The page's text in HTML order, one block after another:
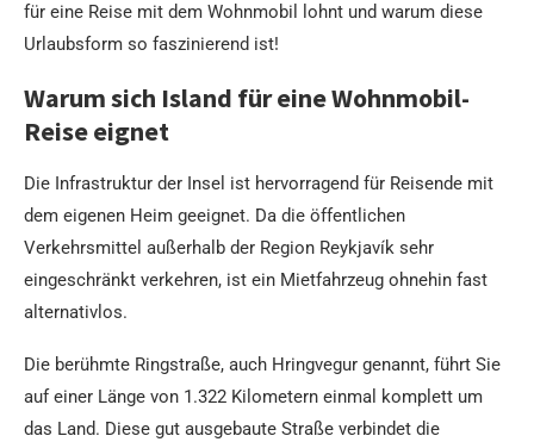
für eine Reise mit dem Wohnmobil lohnt und warum diese
Urlaubsform so faszinierend ist!
Warum sich Island für eine Wohnmobil-
Reise eignet
Die Infrastruktur der Insel ist hervorragend für Reisende mit
dem eigenen Heim geeignet. Da die öffentlichen
Verkehrsmittel außerhalb der Region Reykjavík sehr
eingeschränkt verkehren, ist ein Mietfahrzeug ohnehin fast
alternativlos.
Die berühmte Ringstraße, auch Hringvegur genannt, führt Sie
auf einer Länge von 1.322 Kilometern einmal komplett um
das Land. Diese gut ausgebaute Straße verbindet die